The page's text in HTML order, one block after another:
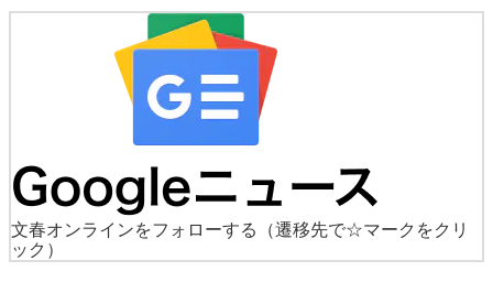
文春オンラインをフォローする
（遷移先で☆マークをクリ
ック）